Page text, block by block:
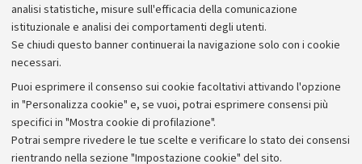
analisi statistiche, misure sull'efficacia della comunicazione
istituzionale e analisi dei comportamenti degli utenti.
Se chiudi questo banner continuerai la navigazione solo con i cookie
necessari.
Puoi esprimere il consenso sui cookie facoltativi attivando l'opzione
in "Personalizza cookie" e, se vuoi, potrai esprimere consensi più
specifici in "Mostra cookie di profilazione".
Potrai sempre rivedere le tue scelte e verificare lo stato dei consensi
rientrando nella sezione "Impostazione cookie" del sito.
Archivio
Comunicati stampa
Redazione